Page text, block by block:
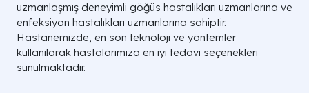
uzmanlaşmış deneyimli göğüs hastalıkları uzmanlarına ve
enfeksiyon hastalıkları uzmanlarına sahiptir.
Hastanemizde, en son teknoloji ve yöntemler
kullanılarak hastalarımıza en iyi tedavi seçenekleri
sunulmaktadır.